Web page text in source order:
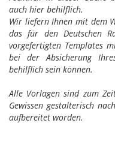
auch hier behilflich.
Wir liefern Ihnen mit dem
das für den Deutschen
vorgefertigten Templates
bei der Absicherung
behilflich sein können.
Alle Vorlagen sind zum
Gewissen gestalterisch
aufbereitet worden.